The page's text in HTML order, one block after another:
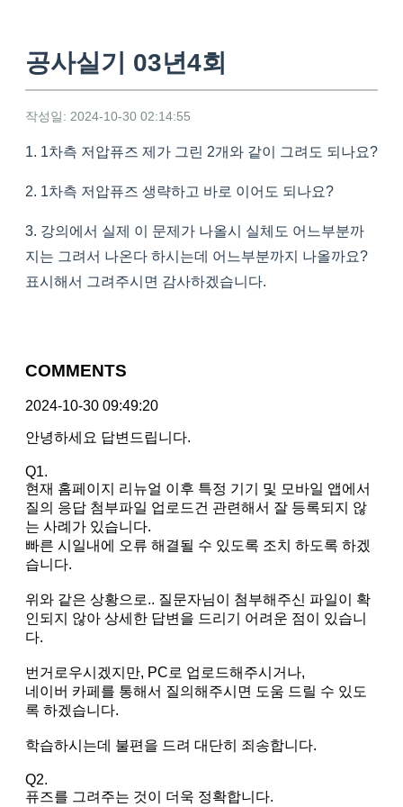
공사실기 03년4회
작성일: 2024-10-30 02:14:55
1. 1차측 저압퓨즈 제가 그린 2개와 같이 그려도 되나요?
2. 1차측 저압퓨즈 생략하고 바로 이어도 되나요?
3. 강의에서 실제 이 문제가 나올시 실체도 어느부분까
지는 그려서 나온다 하시는데 어느부분까지 나올까요?
표시해서 그려주시면 감사하겠습니다.
COMMENTS
2024-10-30 09:49:20
안녕하세요 답변드립니다.
Q1.
현재 홈페이지 리뉴얼 이후 특정 기기 및 모바일 앱에서
질의 응답 첨부파일 업로드건 관련해서 잘 등록되지 않
는 사례가 있습니다.
빠른 시일내에 오류 해결될 수 있도록 조치 하도록 하겠
습니다.
위와 같은 상황으로.. 질문자님이 첨부해주신 파일이 확
인되지 않아 상세한 답변을 드리기 어려운 점이 있습니
다.
번거로우시겠지만, PC로 업로드해주시거나,
네이버 카페를 통해서 질의해주시면 도움 드릴 수 있도
록 하겠습니다.
학습하시는데 불편을 드려 대단히 죄송합니다.
Q2.
퓨즈를 그려주는 것이 더욱 정확합니다.